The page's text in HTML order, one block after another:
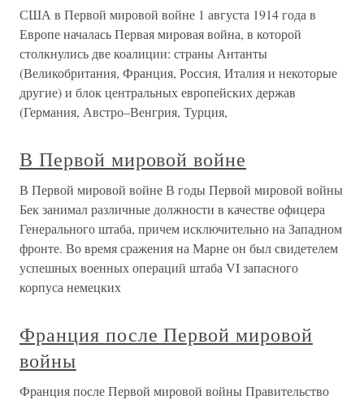
США в Первой мировой войне 1 августа 1914 года в
Европе началась Первая мировая война, в которой
столкнулись две коалиции: страны Антанты
(Великобритания, Франция, Россия, Италия и некоторые
другие) и блок центральных европейских держав
(Германия, Австро–Венгрия, Турция,
В Первой мировой войне
В Первой мировой войне В годы Первой мировой войны
Бек занимал различные должности в качестве офицера
Генерального штаба, причем исключительно на Западном
фронте. Во время сражения на Марне он был свидетелем
успешных военных операций штаба VI запасного
корпуса немецких
Франция после Первой мировой
войны
Франция после Первой мировой войны Правительство